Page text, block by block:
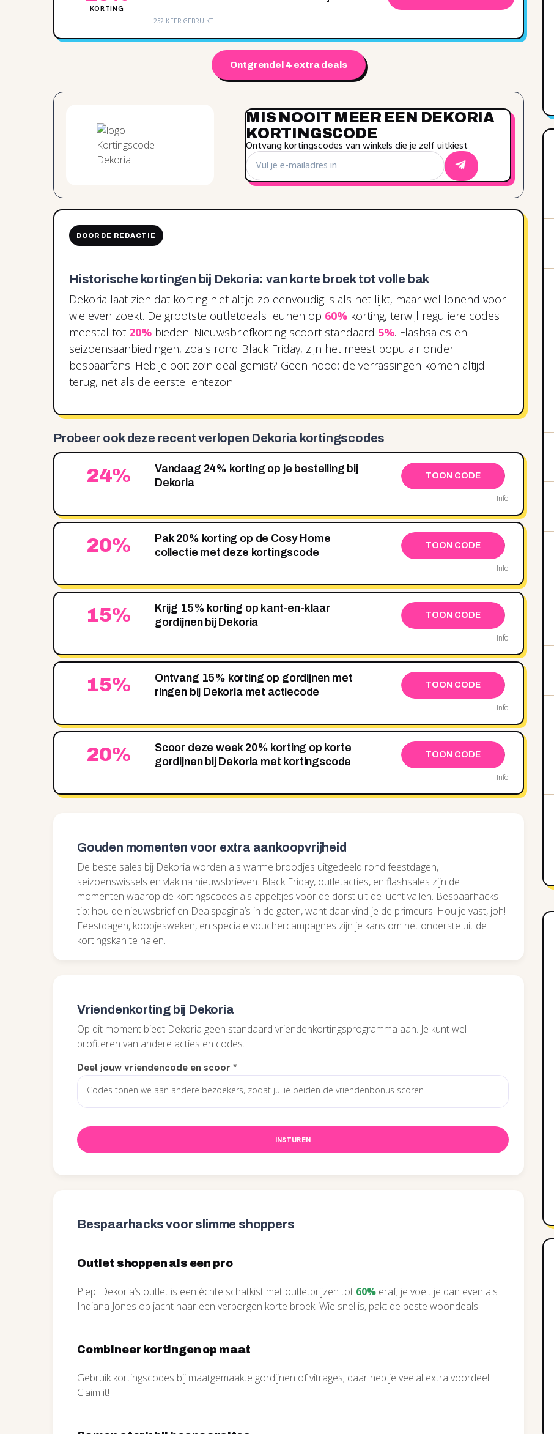
KORTING
252 KEER GEBRUIKT
Ontgrendel 4 extra deals
MIS NOOIT MEER EEN DEKORIA
KORTINGSCODE
Ontvang kortingscodes van winkels die je zelf uitkiest
DOOR DE REDACTIE
Historische kortingen bij Dekoria: van korte broek tot volle bak
Dekoria laat zien dat korting niet altijd zo eenvoudig is als het lijkt, maar wel lonend voor
wie even zoekt. De grootste outletdeals leunen op 60% korting, terwijl reguliere codes
meestal tot 20% bieden. Nieuwsbriefkorting scoort standaard 5%. Flashsales en
seizoensaanbiedingen, zoals rond Black Friday, zijn het meest populair onder
bespaarfans. Heb je ooit zo’n deal gemist? Geen nood: de verrassingen komen altijd
terug, net als de eerste lentezon.
Probeer ook deze recentverlopen Dekoria kortingscodes
24%
Vandaag 24% korting op je bestelling bij
Dekoria
TOON CODE
Info
20%
Pak 20% korting op de Cosy Home
collectie met deze kortingscode
TOON CODE
Info
15%
Krijg 15% korting op kant-en-klaar
gordijnen bij Dekoria
TOON CODE
Info
15%
Ontvang 15% korting op gordijnen met
ringen bij Dekoria met actiecode
TOON CODE
Info
20%
Scoor deze week 20% korting op korte
gordijnen bij Dekoria met kortingscode
TOON CODE
Info
Gouden momenten voor extra aankoopvrijheid
De beste sales bij Dekoria worden als warme broodjes uitgedeeld rond feestdagen,
seizoenswissels en vlak na nieuwsbrieven. Black Friday, outletacties, en flashsales zijn de
momenten waarop de kortingscodes als appeltjes voor de dorst uit de lucht vallen. Bespaarhacks
tip: hou de nieuwsbrief en Dealspagina’s in de gaten, want daar vind je de primeurs. Hou je vast, joh!
Feestdagen, koopjesweken, en speciale vouchercampagnes zijn je kans om het onderste uit de
kortingskan te halen.
Vriendenkorting bij Dekoria
Op dit moment biedt Dekoria geen standaard vriendenkortingsprogramma aan. Je kunt wel
profiteren van andere acties en codes.
Deel jouw vriendencode en scoor*
INSTUREN
Bespaarhacks voor slimme shoppers
Outlet shoppen als een pro
Piep! Dekoria’s outlet is een échte schatkist met outletprijzen tot 60% eraf; je voelt je dan even als
Indiana Jones op jacht naar een verborgen korte broek. Wie snel is, pakt de beste woondeals.
Combineer kortingen op maat
Gebruik kortingscodes bij maatgemaakte gordijnen of vitrages; daar heb je veelal extra voordeel.
Claim it!